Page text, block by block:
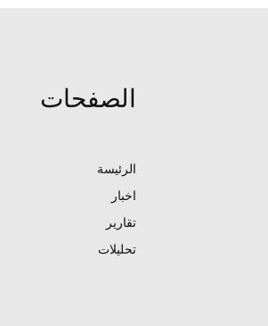
الصفحات
الرئيسة
اخبار
تقارير
تحليلات